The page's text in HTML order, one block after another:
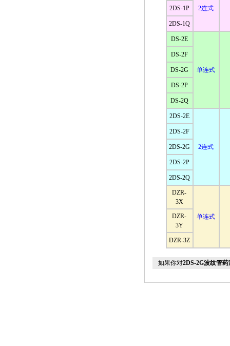
2连式
2DS-1P
2DS-1Q
DS-2E
单连式
DS-2F
DS-2G
DS-2P
DS-2Q
2DS-2E
2连式
2DS-2F
2DS-2G
2DS-2P
2DS-2Q
DZR-
3X
单连式
DZR-
3Y
DZR-3Z
如果你对2DS-2G波纹管